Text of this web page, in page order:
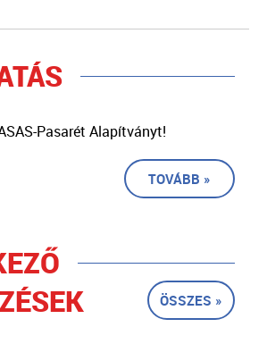
Pasarét Alapítványt!
TOVÁBB »
ÖSSZES »